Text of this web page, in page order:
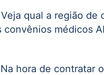
qual a região de
convênios médicos
hora de contratar